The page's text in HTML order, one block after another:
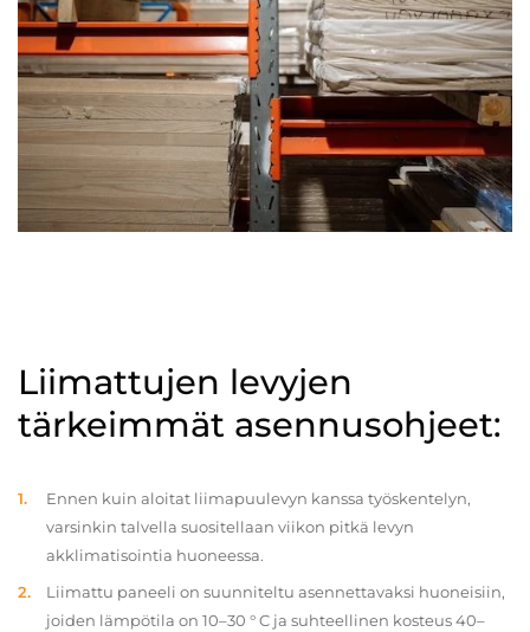
Liimattujen levyjen
tärkeimmät asennusohjeet:
Ennen kuin aloitat liimapuulevyn kanssa työskentelyn,
varsinkin talvella suositellaan viikon pitkä levyn
akklimatisointia huoneessa.
Liimattu paneeli on suunniteltu asennettavaksi huoneisiin,
joiden lämpötila on 10–30 ° C ja suhteellinen kosteus 40–